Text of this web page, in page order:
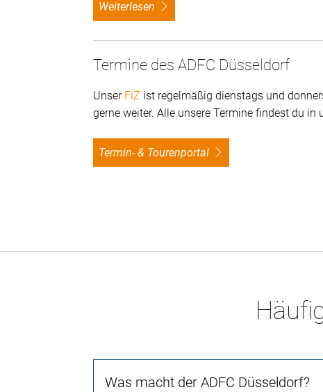
weiterlesen
Termine des ADFC Düsseldorf
Unser FiZ ist regelmäßig dienstags und
gerne weiter. Alle unsere Termine findest du in
Termin- & Tourenportal
Was macht der ADFC Düsseldorf?